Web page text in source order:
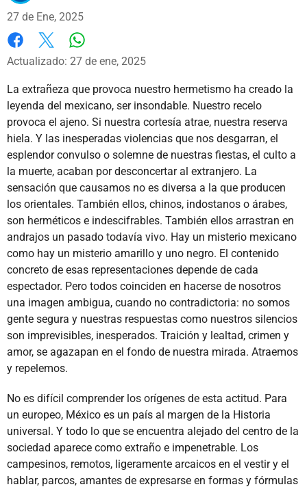
27 de Ene, 2025
Facebook
X
Actualizado: 27 de ene, 2025
La extrañeza que provoca nuestro hermetismo ha creado la
leyenda del mexicano, ser insondable. Nuestro recelo
provoca el ajeno. Si nuestra cortesía atrae, nuestra reserva
hiela. Y las inesperadas violencias que nos desgarran, el
esplendor convulso o solemne de nuestras fiestas, el culto a
la muerte, acaban por desconcertar al extranjero. La
sensación que causamos no es diversa a la que producen
los orientales. También ellos, chinos, indostanos o árabes,
son herméticos e indescifrables. También ellos arrastran en
andrajos un pasado todavía vivo. Hay un misterio mexicano
como hay un misterio amarillo y uno negro. El contenido
concreto de esas representaciones depende de cada
espectador. Pero todos coinciden en hacerse de nosotros
una imagen ambigua, cuando no contradictoria: no somos
gente segura y nuestras respuestas como nuestros silencios
son imprevisibles, inesperados. Traición y lealtad, crimen y
amor, se agazapan en el fondo de nuestra mirada. Atraemos
y repelemos.
No es difícil comprender los orígenes de esta actitud. Para
un europeo, México es un país al margen de la Historia
universal. Y todo lo que se encuentra alejado del centro de la
sociedad aparece como extraño e impenetrable. Los
campesinos, remotos, ligeramente arcaicos en el vestir y el
hablar, parcos, amantes de expresarse en formas y fórmulas